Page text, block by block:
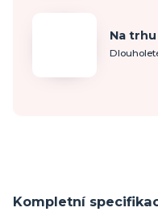
Na
Kompletní